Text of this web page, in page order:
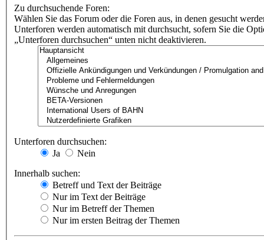
Zu durchsuchende Foren:
Wählen Sie das Forum oder die Foren aus, in denen gesucht
Unterforen werden automatisch mit durchsucht, sofern Sie die
„Unterforen durchsuchen“ unten nicht deaktivieren.
Unterforen durchsuchen:
Ja
Nein
Innerhalb suchen:
Betreff und Text der Beiträge
Nur im Text der Beiträge
Nur im Betreff der Themen
Nur im ersten Beitrag der Themen